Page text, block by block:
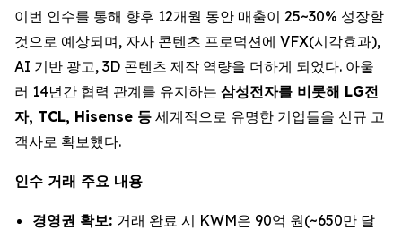
이번 인수를 통해 향후 12개월 동안 매출이 25~30% 성장할
것으로 예상되며, 자사 콘텐츠 프로덕션에 VFX(시각효과),
AI 기반 광고, 3D 콘텐츠 제작 역량을 더하게 되었다. 아울
러 14년간 협력 관계를 유지하는 삼성전자를 비롯해 LG전
자, TCL, Hisense 등 세계적으로 유명한 기업들을 신규 고
객사로 확보했다.
인수 거래 주요 내용
경영권 확보: 거래 완료 시 KWM은 90억 원(~650만 달